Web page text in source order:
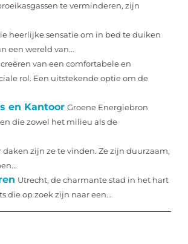
te verminderen, zijn
heerlijke sensatie om in bed te duiken
een wereld van...
van een comfortabele en
rol. Een uitstekende optie om de
en Kantoor Groene Energiebron
die zowel het milieu als de
daken zijn ze te vinden. Ze zijn duurzaam,
Utrecht, de charmante stad in het hart
die op zoek zijn naar een...